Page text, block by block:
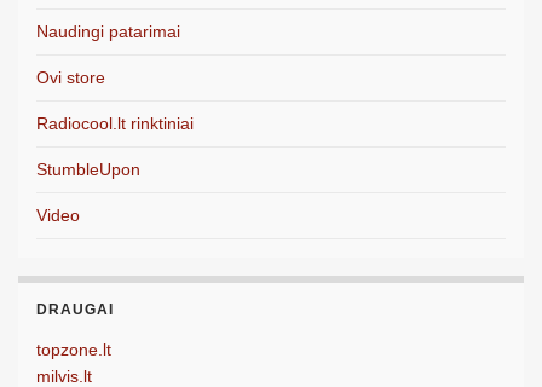
Naudingi patarimai
Ovi store
Radiocool.lt rinktiniai
StumbleUpon
Video
DRAUGAI
topzone.lt
milvis.lt